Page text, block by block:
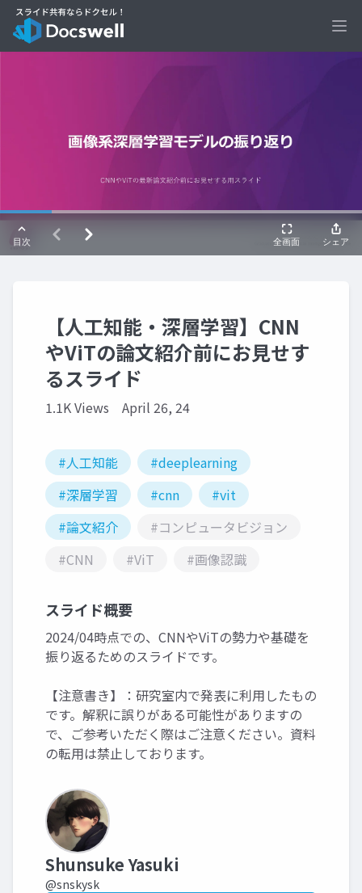
【人工知能・深層学習】CNN
やViTの論文紹介前にお見せす
るスライド
1.1K Views April 26, 24
#人工知能
#deeplearning
#深層学習
#cnn
#vit
#論文紹介
#コンピュータビジョン
#CNN
#ViT #画像認識
スライド概要
2024/04時点での、CNNやViTの勢力や基礎を
振り返るためのスライドです。
【注意書き】：研究室内で発表に利用したもの
です。解釈に誤りがある可能性がありますの
で、ご参考いただく際はご注意ください。資料
の転用は禁止しております。
Shunsuke Yasuki
@snskysk